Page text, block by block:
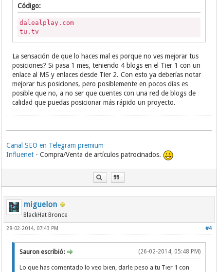
Mas
Mas acerca del autor
Mas ayuda
Mas Bonus
mas recursos utiles
mi blog aquí
mi enlace
mi página web
mi web
mira aquí
Nuestra página web
página web aquí
recurso importante
recursos importantes
recursos útiles
referencia de ayuda
referencias
siguiente página
sitio aquí
Sitio Recomendado
Sitio relacionado
visita la fuente
visita mi blog
Código:
dalealplay.com
tu.tv
La sensación de que lo haces mal es porque no ves mejorar tus
posiciones? Si pasa 1 mes, teniendo 4 blogs en el Tier 1 con un
enlace al MS y enlaces desde Tier 2. Con esto ya deberías notar
mejorar tus posiciones, pero posiblemente en pocos días es
posible que no, a no ser que cuentes con una red de blogs de
calidad que puedas posicionar más rápido un proyecto.
Canal SEO en Telegram premium
Influenet - Compra/Venta de artículos patrocinados.
miguelon
BlackHat Bronce
#4
28-02-2014, 07:43 PM
(26-02-2014, 05:48 PM)
Sauron escribió:
Lo que has comentado lo veo bien, darle peso a tu Tier 1 con